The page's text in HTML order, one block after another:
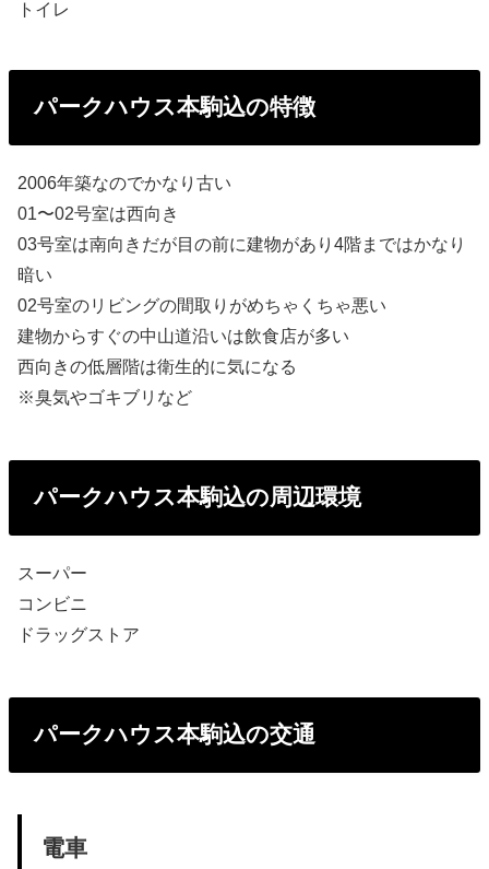
トイレ
パークハウス本駒込の特徴
2006年築なのでかなり古い
01〜02号室は西向き
03号室は南向きだが目の前に建物があり4階まではかなり
暗い
02号室のリビングの間取りがめちゃくちゃ悪い
建物からすぐの中山道沿いは飲食店が多い
西向きの低層階は衛生的に気になる
※臭気やゴキブリなど
パークハウス本駒込の周辺環境
スーパー
コンビニ
ドラッグストア
パークハウス本駒込の交通
電車